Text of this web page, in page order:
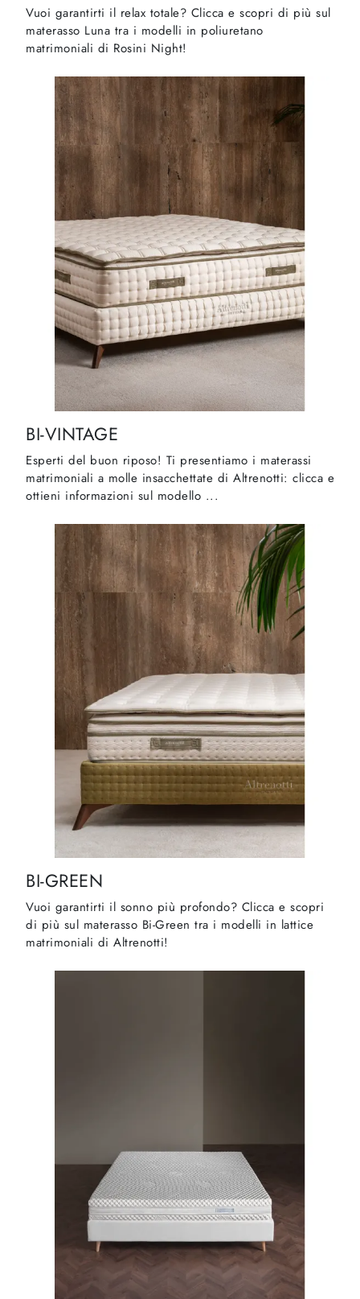
Vuoi garantirti il relax totale? Clicca e scopri di più sul
materasso Luna tra i modelli in poliuretano
matrimoniali di Rosini Night!
BI-VINTAGE
Esperti del buon riposo! Ti presentiamo i materassi
matrimoniali a molle insacchettate di Altrenotti: clicca e
ottieni informazioni sul modello ...
BI-GREEN
Vuoi garantirti il sonno più profondo? Clicca e scopri
di più sul materasso Bi-Green tra i modelli in lattice
matrimoniali di Altrenotti!